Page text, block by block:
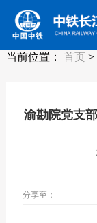
当前位置： 首页>
渝勘院党支
分享至：